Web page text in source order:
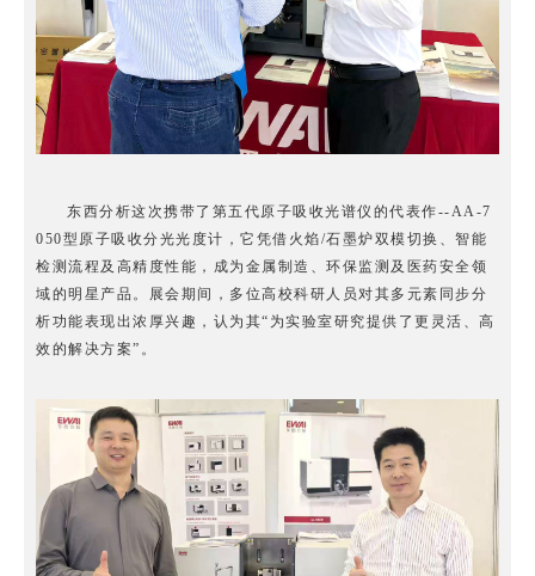
东西分析这次携带了第五代原子吸收光谱仪的代表作--AA-7
050型原子吸收分光光度计，它凭借火焰/石墨炉双模切换、智能
检测流程及高精度性能，成为金属制造、环保监测及医药安全领
域的明星产品。展会期间，多位高校科研人员对其多元素同步分
析功能表现出浓厚兴趣，认为其“为实验室研究提供了更灵活、高
效的解决方案”。